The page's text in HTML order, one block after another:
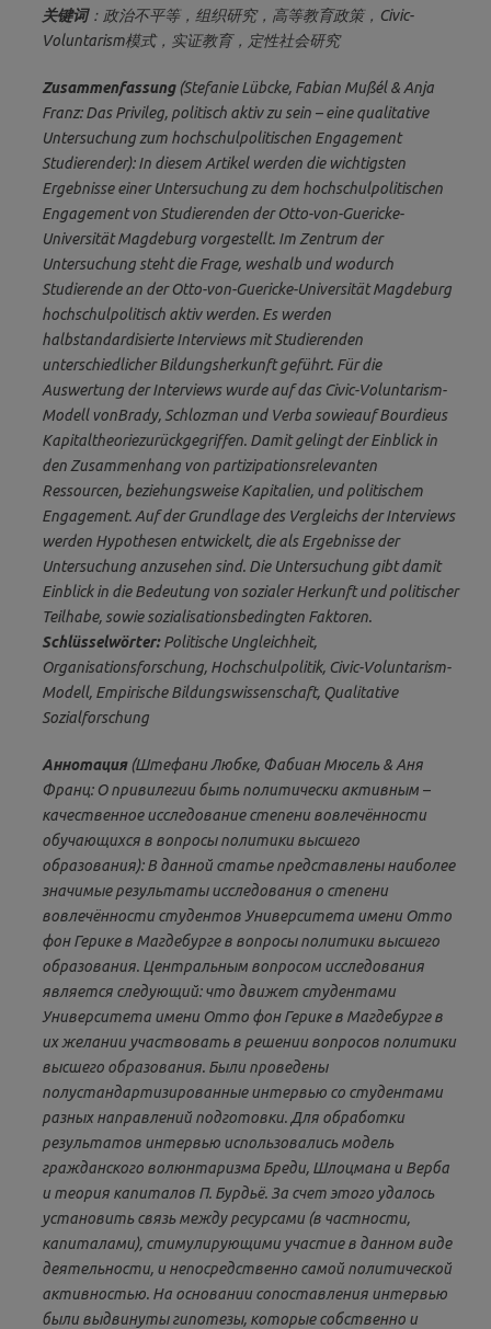
关键词：政治不平等，组织研究，高等教育政策，Civic-
Voluntarism模式，实证教育，定性社会研究
Zusammenfassung(Stefanie Lübcke, Fabian Mußél & Anja
Franz: Das Privileg, politisch aktiv zu sein – eine qualitative
Untersuchung zum hochschulpolitischen Engagement
Studierender): In diesem Artikel werden die wichtigsten
Ergebnisse einer Untersuchung zu dem hochschulpolitischen
Engagement von Studierenden der Otto-von-Guericke-
Universität Magdeburg vorgestellt. Im Zentrum der
Untersuchung steht die Frage, weshalb und wodurch
Studierende an der Otto-von-Guericke-Universität Magdeburg
hochschulpolitisch aktiv werden. Es werden
halbstandardisierte Interviews mit Studierenden
unterschiedlicher Bildungsherkunft geführt. Für die
Auswertung der Interviews wurde auf das Civic-Voluntarism-
Modell vonBrady, Schlozman und Verba sowieauf Bourdieus
Kapitaltheoriezurückgegriffen. Damit gelingt der Einblick in
den Zusammenhang von partizipationsrelevanten
Ressourcen, beziehungsweise Kapitalien, und politischem
Engagement. Auf der Grundlage des Vergleichs der Interviews
werden Hypothesen entwickelt, die als Ergebnisse der
Untersuchung anzusehen sind. Die Untersuchung gibt damit
Einblick in die Bedeutung von sozialer Herkunft und politischer
Teilhabe, sowie sozialisationsbedingten Faktoren.
Schlüsselwörter:Politische Ungleichheit,
Organisationsforschung, Hochschulpolitik, Civic-Voluntarism-
Modell, Empirische Bildungswissenschaft, Qualitative
Sozialforschung
Аннотация (Штефани Любке, Фабиан Мюсель & Аня
Франц: О привилегии быть политически активным –
качественное исследование степени вовлечённости
обучающихся в вопросы политики высшего
образования): В данной статье представлены наиболее
значимые результаты исследования о степени
вовлечённости студентов Университета имени Отто
фон Герике в Магдебурге в вопросы политики высшего
образования. Центральным вопросом исследования
является следующий: что движет студентами
Университета имени Отто фон Герике в Магдебурге в
их желании участвовать в решении вопросов политики
высшего образования. Были проведены
полустандартизированные интервью со студентами
разных направлений подготовки. Для обработки
результатов интервью использовались модель
гражданского волюнтаризма Бреди, Шлоцмана и Верба
и теория капиталов П. Бурдьё. За счет этого удалось
установить связь между ресурсами (в частности,
капиталами), стимулирующими участие в данном виде
деятельности, и непосредственно самой политической
активностью. На основании сопоставления интервью
были выдвинуты гипотезы, которые собственно и